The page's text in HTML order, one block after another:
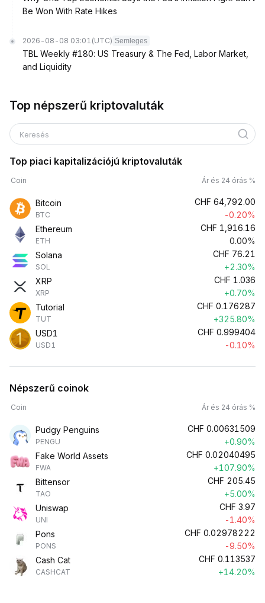
Be Won With Rate Hikes
2026-08-08 03:01 (UTC) Semleges
TBL Weekly #180: US Treasury & The Fed, Labor Market,
and Liquidity
Top népszerű kriptovaluták
Keresés
Top piaci kapitalizációjú kriptovaluták
Coin Ár és 24 órás %
Bitcoin
BTC
CHF 64,792.00
-0.20%
Ethereum
ETH
CHF 1,916.16
0.00%
Solana
SOL
CHF 76.21
+2.30%
XRP
XRP
CHF 1.036
+0.70%
Tutorial
TUT
CHF 0.176287
+325.80%
USD1
USD1
CHF 0.999404
-0.10%
Népszerű coinok
Coin Ár és 24 órás %
Pudgy Penguins
PENGU
CHF 0.00631509
+0.90%
Fake World Assets
FWA
CHF 0.02040495
+107.90%
Bittensor
TAO
CHF 205.45
+5.00%
Uniswap
UNI
CHF 3.97
-1.40%
Pons
PONS
CHF 0.02978222
-9.50%
Cash Cat
CASHCAT
CHF 0.113537
+14.20%